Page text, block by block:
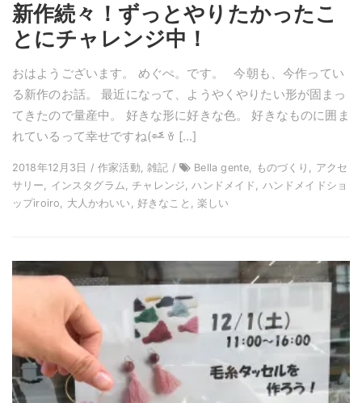
新作続々！ずっとやりたかったこ
とにチャレンジ中！
おはようございます。 めぐぺ。です。 今朝も、今作ってい
る新作のお話。 最近になって、ようやくやりたい形が固まっ
てきたので量産中。 好きな形に好きな色。 好きなものに囲ま
れているって幸せですね(⌯˃̶᷄ ꈊ […]
2018年12月3日 / 作家活動, 雑記 /
Bella gente, ものづくり, アクセ
サリー, インスタグラム, チャレンジ, ハンドメイド, ハンドメイドショ
ップiroiro, 大人かわいい, 好きなこと, 楽しい